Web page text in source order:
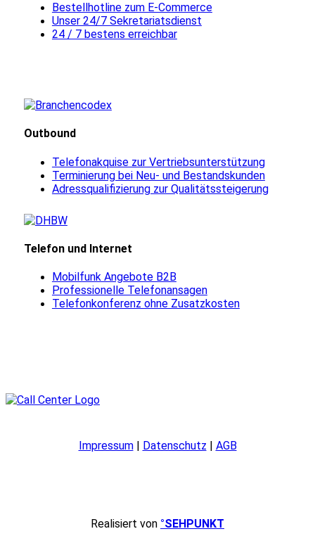
Bestellhotline zum E-Commerce
Unser 24/7 Sekretariatsdienst
24 / 7 bestens erreichbar
Outbound
Telefonakquise zur Vertriebsunterstützung
Terminierung bei Neu- und Bestandskunden
Adressqualifizierung zur Qualitätssteigerung
Telefon und Internet
Mobilfunk Angebote B2B
Professionelle Telefonansagen
Telefonkonferenz ohne Zusatzkosten
Impressum| Datenschutz AGB
Realisiert von °SEHPUNKT